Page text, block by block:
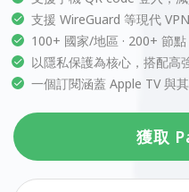
支援 WireGuard 等現代
100+ 國家/地區 · 200+ 節
以隱私保護為核心，搭配高
一個訂閱涵蓋 Apple TV 與
獲取